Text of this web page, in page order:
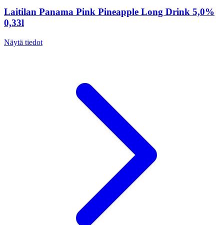
Laitilan Panama Pink Pineapple Long Drink 5,0%
0,33l
Näytä tiedot